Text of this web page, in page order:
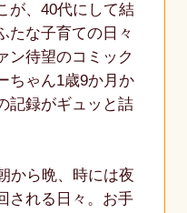
が、40代にして結
な子育ての日々
ン待望のコミック
ちゃん1歳9か月か
記録がギュッと詰
から晩、時には夜
される日々。お手